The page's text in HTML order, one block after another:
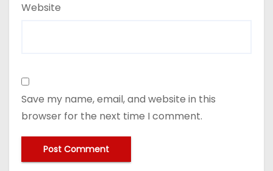
Website
Save my name, email, and website in this
browser for the next time I comment.